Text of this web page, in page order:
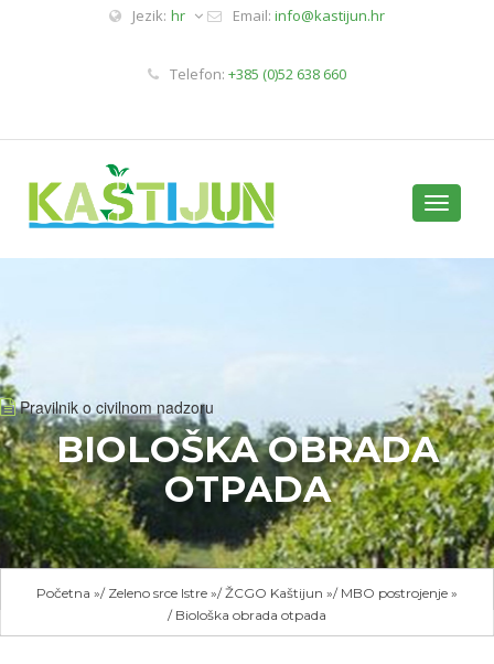
Jezik: hr Email: info@kastijun.hr
Telefon: +385 (0)52 638 660
Toggle
Pravilnik o civilnom nadzoru
BIOLOŠKA OBRADA
OTPADA
Početna » Zeleno srce Istre » ŽCGO Kaštijun » MBO postrojenje »
Biološka obrada otpada